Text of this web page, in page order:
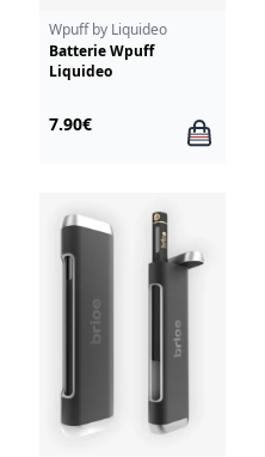
Wpuff by Liquideo
Batterie Wpuff
Liquideo
7.90€